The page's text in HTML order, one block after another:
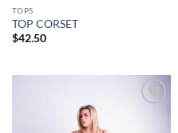
TOPS
TOP CORSET
$42.50